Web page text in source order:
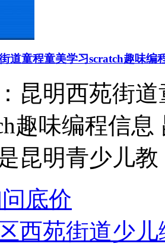
道童程童美学习scratch趣味编
昆明西苑街
趣味编程信
昆明青少儿教
底价
西苑街道少